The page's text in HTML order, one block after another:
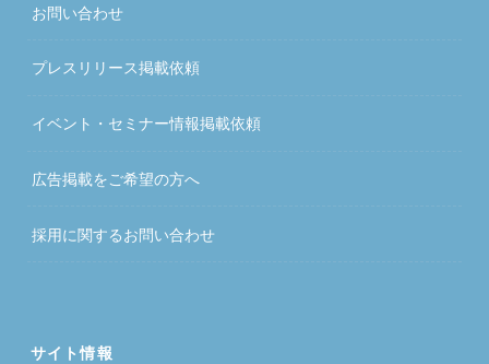
お問い合わせ
プレスリリース掲載依頼
イベント・セミナー情報掲載依頼
広告掲載をご希望の方へ
採用に関するお問い合わせ
サイト情報